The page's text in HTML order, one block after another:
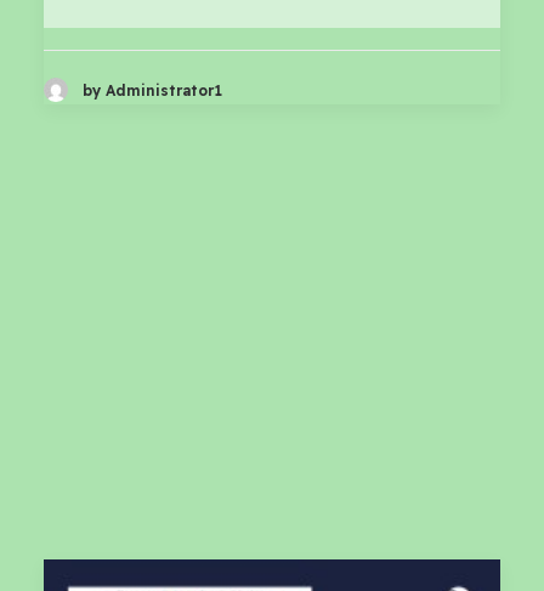
by Administrator1